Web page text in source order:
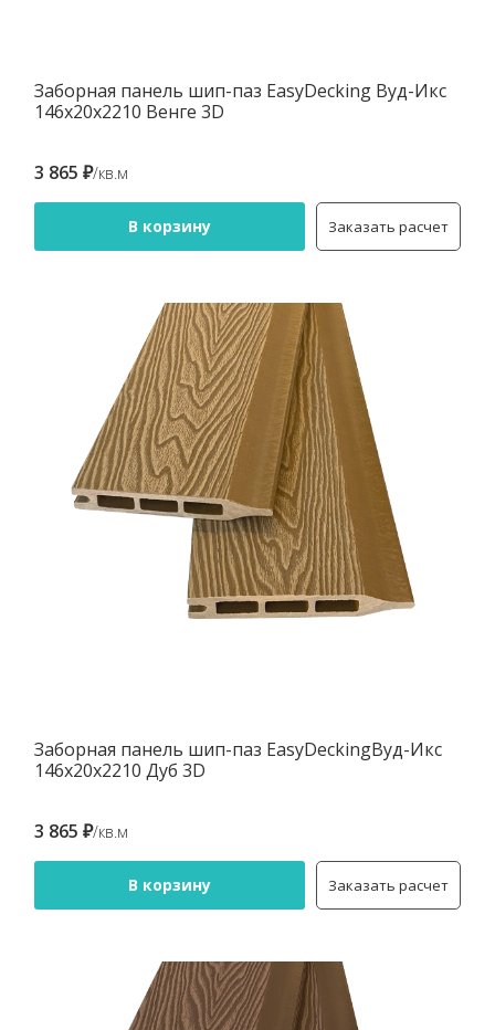
Заборная панель шип-паз EasyDecking Вуд-Икс
146х20х2210 Венге 3D
3 865 ₽/кв.м
В корзину Заказать расчет
Заборная панель шип-паз EasyDeckingВуд-Икс
146х20х2210 Дуб 3D
3 865 ₽/кв.м
В корзину Заказать расчет